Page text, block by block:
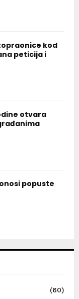
kod
peticija i
otvara
popuste
(60)